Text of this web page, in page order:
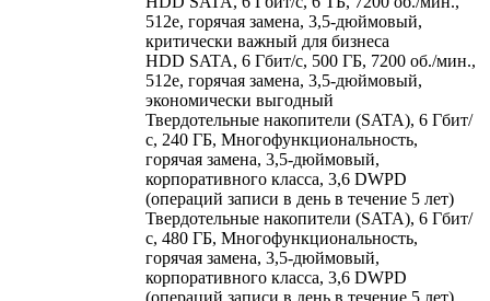
512e, горячая замена, 3,5-дюймовый,
критически важный для бизнеса
HDD SATA, 6 Гбит/с, 500 ГБ, 7200 об./мин.,
512e, горячая замена, 3,5-дюймовый,
экономически выгодный
Твердотельные накопители (SATA), 6 Гбит/
с, 240 ГБ, Многофункциональность,
горячая замена, 3,5-дюймовый,
корпоративного класса, 3,6 DWPD
(операций записи в день в течение 5 лет)
Твердотельные накопители (SATA), 6 Гбит/
с, 480 ГБ, Многофункциональность,
горячая замена, 3,5-дюймовый,
корпоративного класса, 3,6 DWPD
(операций записи в день в течение 5 лет)